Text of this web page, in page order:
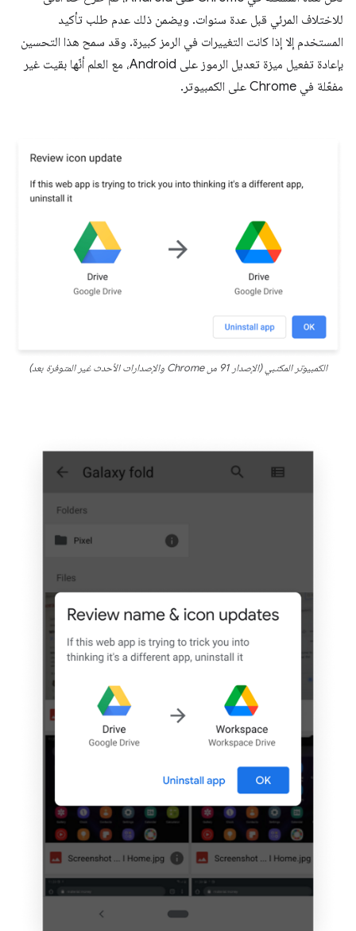
للاختلاف المرئي قبل عدة سنوات. ويضمن ذلك عدم طلب تأكيد
المستخدم إلا إذا كانت التغييرات في الرمز كبيرة. وقد سمح هذا التحسين
بإعادة تفعيل ميزة تعديل الرموز على Android، مع العلم أنّها بقيت غير
مفعّلة في Chrome على الكمبيوتر.
الكمبيوتر المكتبي (الإصدار 91 من Chrome والإصدارات الأحدث غير المتوفرة بعد)